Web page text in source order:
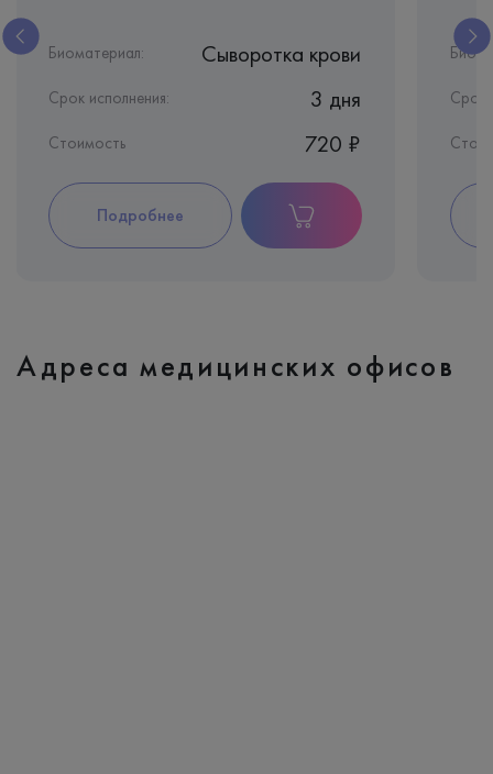
Биоматериал: Сыворотка крови
Срок исполнения: 3 дня
Стоимость 720 ₽
Подробнее
Срок
Адреса медицинских офисов